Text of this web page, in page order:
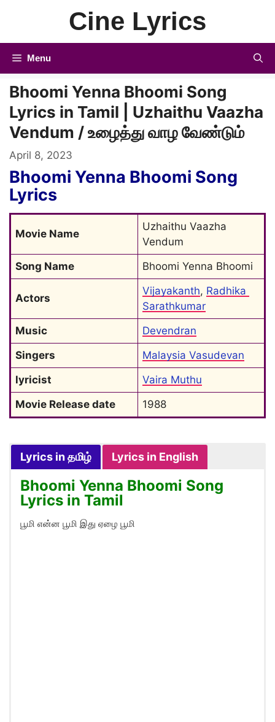
Cine Lyrics
Menu
Bhoomi Yenna Bhoomi Song
Lyrics in Tamil | Uzhaithu Vaazha
Vendum / உழைத்து வாழ வேண்டும்
April 8, 2023
Bhoomi Yenna Bhoomi Song
Lyrics
Movie Name
Uzhaithu Vaazha
Vendum
Song Name
Bhoomi Yenna Bhoomi
Actors
Vijayakanth, Radhika
Sarathkumar
Music
Devendran
Singers
Malaysia Vasudevan
lyricist
Vaira Muthu
Movie Release date
1988
Lyrics in தமிழ் Lyrics in English
Bhoomi Yenna Bhoomi Song
Lyrics in Tamil
பூமி என்ன பூமி இது ஏழை பூமி